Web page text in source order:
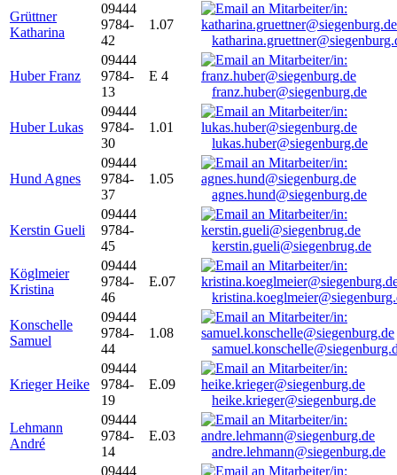
Grüttner
Katharina
09444
9784-
42
1.07
Huber Franz
09444
9784-
13
E 4
franz.huber@siegenburg.de
Huber Lukas
09444
9784-
30
1.01
lukas.huber@siegenburg.de
Hund Agnes
09444
9784-
37
1.05
agnes.hund@siegenburg.de
Kerstin Gueli
09444
9784-
45
kerstin.gueli@siegenbrug.de
Köglmeier
Kristina
09444
9784-
46
E.07
Konschelle
Samuel
09444
9784-
44
1.08
Krieger Heike
09444
9784-
19
E.09
heike.krieger@siegenburg.de
Lehmann
André
09444
9784-
14
E.03
andre.lehmann@siegenburg.de
09444